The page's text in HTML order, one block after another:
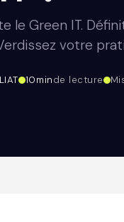
le Green IT.
votre
10minde lecture